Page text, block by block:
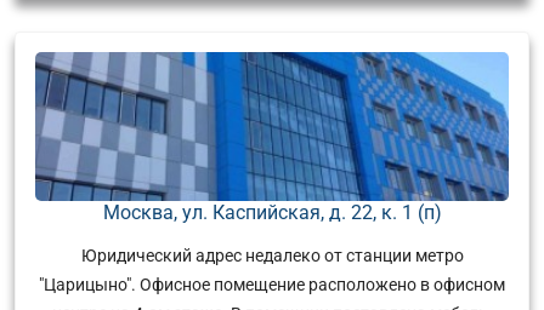
Москва, ул. Каспийская, д. 22, к. 1 (п)
Юридический адрес недалеко от станции метро
"Царицыно". Офисное помещение расположено в офисном